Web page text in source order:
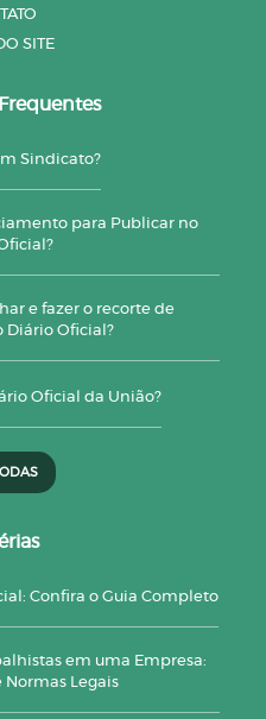
SITE
Sindicato?
para Publicar no
e fazer o recorte de
Diário Oficial?
Oficial da União?
Confira o Guia Completo
em uma Empresa:
Normas Legais